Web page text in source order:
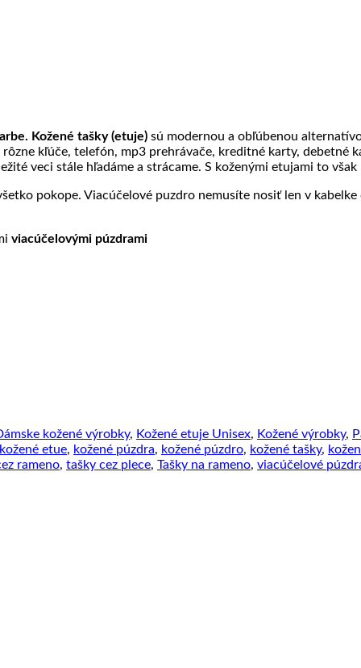
Kožené tašky (etuje) sú modernou a obľúbenou
kľúče, telefón, mp3 prehrávače, kreditné karty, debetné
veci stále hľadáme a strácame. S koženými etujami to však
pokope. Viacúčelové puzdro nemusíte nosiť len v
viacúčelovými púzdrami
kožené výrobky, Kožené etuje Unisex, Kožené výrobky,
kožené etue, kožené púzdra, kožené púzdro, kožené tašky,
rameno, tašky cez plece, Tašky na rameno, viacúčelové